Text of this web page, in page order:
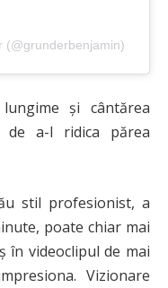
(@grunderbenjamin)
și cântărea
a-l ridica părea
stil profesionist, a
poate chiar mai
în videoclipul de mai
Vizionare